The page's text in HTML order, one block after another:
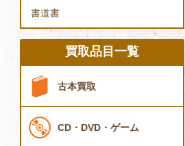
書道書
買取品目一覧
古本買取
CD・DVD・ゲーム